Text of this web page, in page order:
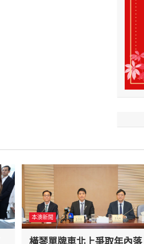
本澳新聞